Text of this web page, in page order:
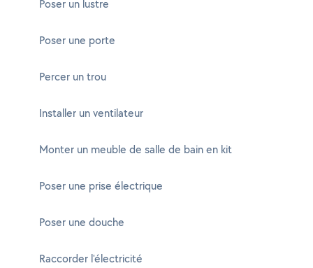
Poser un lustre
Poser une porte
Percer un trou
Installer un ventilateur
Monter un meuble de salle de bain en kit
Poser une prise électrique
Poser une douche
Raccorder l'électricité